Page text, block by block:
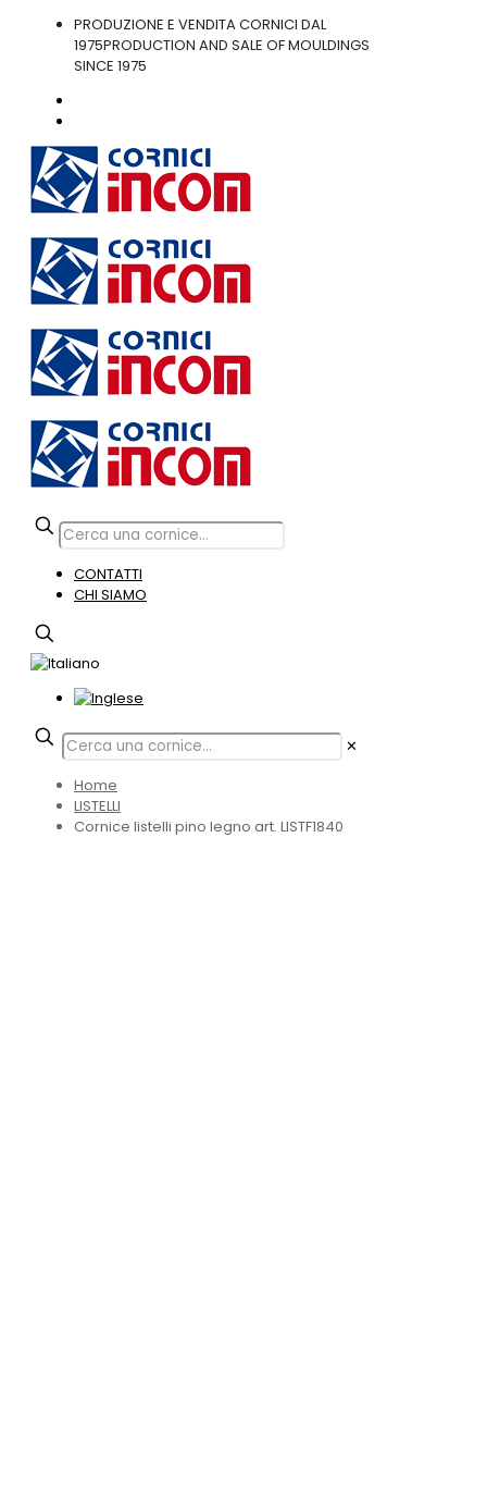
PRODUZIONE E VENDITA CORNICI DAL
1975PRODUCTION AND SALE OF MOULDINGS
SINCE 1975
CONTATTI
CHI SIAMO
✕
Home
LISTELLI
Cornice listelli pino legno art. LISTF1840